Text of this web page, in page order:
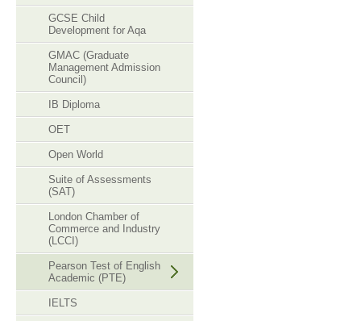
GCSE Child
Development for Aqa
GMAC (Graduate
Management Admission
Council)
IB Diploma
OET
Open World
Suite of Assessments
(SAT)
London Chamber of
Commerce and Industry
(LCCI)
Pearson Test of English
Academic (PTE)
IELTS